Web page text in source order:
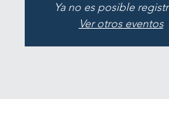
Ya no es posible
Ver otros eventos